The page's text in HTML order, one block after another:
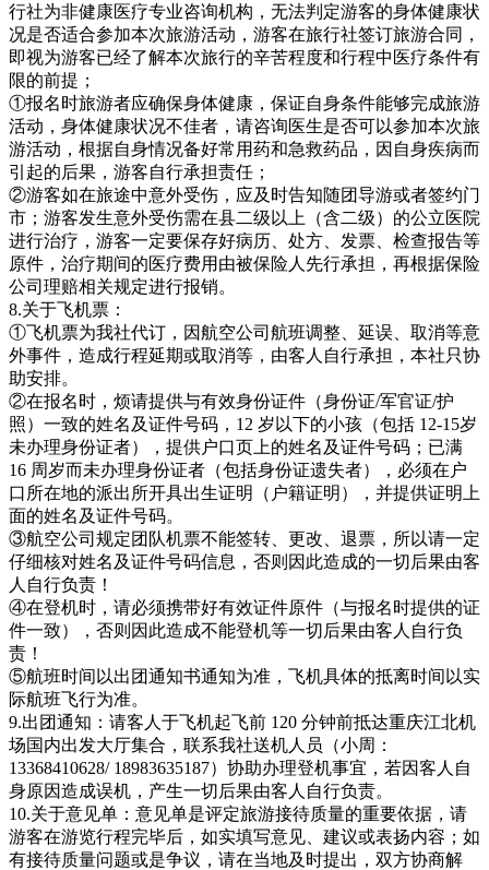
行社为非健康医疗专业咨询机构，无法判定游客的身体健康状
况是否适合参加本次旅游活动，游客在旅行社签订旅游合同，
即视为游客已经了解本次旅行的辛苦程度和行程中医疗条件有
限的前提；
①报名时旅游者应确保身体健康，保证自身条件能够完成旅游
活动，身体健康状况不佳者，请咨询医生是否可以参加本次旅
游活动，根据自身情况备好常用药和急救药品，因自身疾病而
引起的后果，游客自行承担责任；
②游客如在旅途中意外受伤，应及时告知随团导游或者签约门
市；游客发生意外受伤需在县二级以上（含二级）的公立医院
进行治疗，游客一定要保存好病历、处方、发票、检查报告等
原件，治疗期间的医疗费用由被保险人先行承担，再根据保险
公司理赔相关规定进行报销。
8.关于飞机票：
①飞机票为我社代订，因航空公司航班调整、延误、取消等意
外事件，造成行程延期或取消等，由客人自行承担，本社只协
助安排。
②在报名时，烦请提供与有效身份证件（身份证/军官证/护
照）一致的姓名及证件号码，12 岁以下的小孩（包括 12-15岁
未办理身份证者），提供户口页上的姓名及证件号码；已满
16 周岁而未办理身份证者（包括身份证遗失者），必须在户
口所在地的派出所开具出生证明（户籍证明），并提供证明上
面的姓名及证件号码。
③航空公司规定团队机票不能签转、更改、退票，所以请一定
仔细核对姓名及证件号码信息，否则因此造成的一切后果由客
人自行负责！
④在登机时，请必须携带好有效证件原件（与报名时提供的证
件一致），否则因此造成不能登机等一切后果由客人自行负
责！
⑤航班时间以出团通知书通知为准，飞机具体的抵离时间以实
际航班飞行为准。
9.出团通知：请客人于飞机起飞前 120 分钟前抵达重庆江北机
场国内出发大厅集合，联系我社送机人员（小周：
13368410628/ 18983635187）协助办理登机事宜，若因客人自
身原因造成误机，产生一切后果由客人自行负责。
10.关于意见单：意见单是评定旅游接待质量的重要依据，请
游客在游览行程完毕后，如实填写意见、建议或表扬内容；如
有接待质量问题或是争议，请在当地及时提出，双方协商解